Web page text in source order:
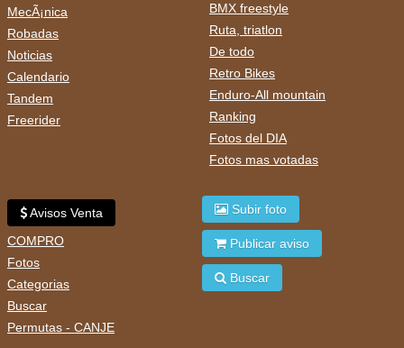
MecÃ¡nica
Robadas
Noticias
Calendario
Tandem
Freerider
BMX freestyle
Ruta, triatlon
De todo
Retro Bikes
Enduro-All mountain
Ranking
Fotos del DIA
Fotos mas votadas
Avisos Venta
COMPRO
Fotos
Categorias
Buscar
Permutas - CANJE
Subir foto
Publicar aviso
Buscar